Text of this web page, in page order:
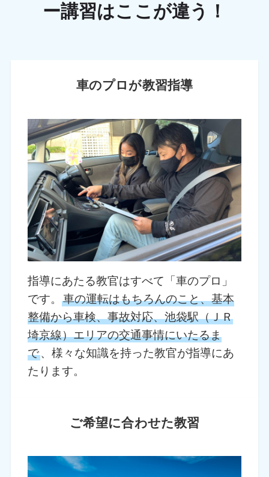
ー講習はここが違う！
車のプロが教習指導
指導にあたる教官はすべて「車のプロ」
です。車の運転はもちろんのこと、基本
整備から車検、事故対応、池袋駅（ＪＲ
埼京線）エリアの交通事情にいたるま
で、様々な知識を持った教官が指導にあ
たります。
ご希望に合わせた教習